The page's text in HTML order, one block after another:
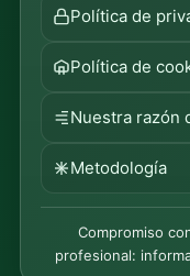
Política de
Política de
Nuestra razón
Metodología
Compromiso
profesional: